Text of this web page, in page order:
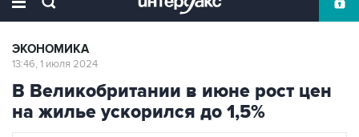
ЭКОНОМИКА
13:46, 1 июля 2024
В Великобритании в июне рост цен
на жилье ускорился до 1,5%